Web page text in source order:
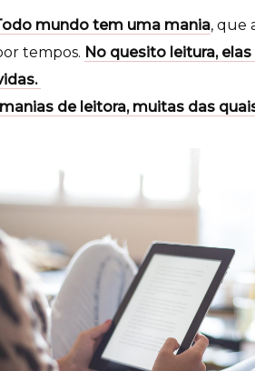
mundo tem uma mania, que
tempos. No quesito leitura,
de leitora, muitas das